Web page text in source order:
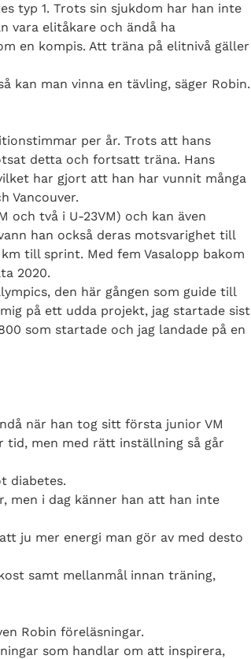
typ 1. Trots sin sjukdom har han inte
vara elitåkare och ändå ha
en kompis. Att träna på elitnivå gäller
kan man vinna en tävling, säger Robin.
per år. Trots att hans
detta och fortsatt träna. Hans
har gjort att han har vunnit många
Vancouver.
och två i U-23VM) och kan även
han också deras motsvarighet till
till sprint. Med fem Vasalopp bakom
2020.
den här gången som guide till
på ett udda projekt, jag startade sist
som startade och jag landade på en
när han tog sitt första junior VM
tid, men med rätt inställning så går
diabetes.
men i dag känner han att han inte
ju mer energi man gör av med desto
samt mellanmål innan träning,
Robin föreläsningar.
som handlar om att inspirera,